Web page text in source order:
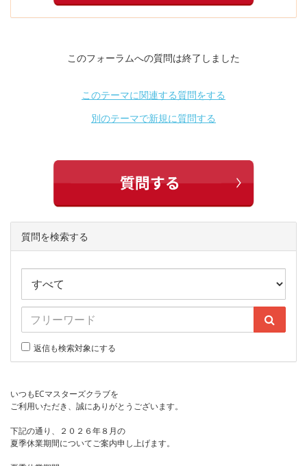
このフォーラムへの質問は終了しました
このテーマに関連する質問をする
別のテーマで新規に質問する
質問を検索する
返信も検索対象にする
いつもECマスターズクラブを
ご利用いただき、誠にありがとうございます。
下記の通り、２０２６年８月の
夏季休業期間についてご案内申し上げます。